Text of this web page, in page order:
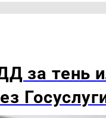
за тень